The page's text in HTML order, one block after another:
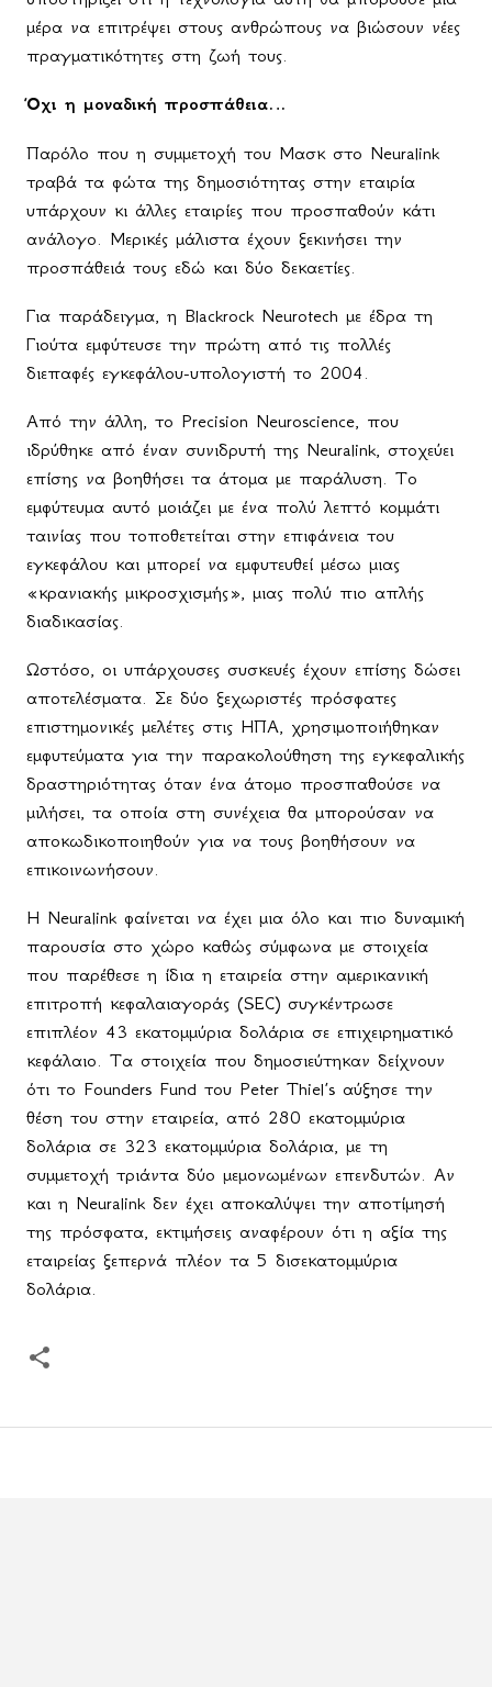
μέρα να επιτρέψει στους ανθρώπους να βιώσουν νέες
πραγματικότητες στη ζωή τους.
Όχι η μοναδική προσπάθεια…
Παρόλο που η συμμετοχή του Μασκ στο Neuralink
τραβά τα φώτα της δημοσιότητας στην εταιρία
υπάρχουν κι άλλες εταιρίες που προσπαθούν κάτι
ανάλογο. Μερικές μάλιστα έχουν ξεκινήσει την
προσπάθειά τους εδώ και δύο δεκαετίες.
Για παράδειγμα, η Blackrock Neurotech με έδρα τη
Γιούτα εμφύτευσε την πρώτη από τις πολλές
διεπαφές εγκεφάλου-υπολογιστή το 2004.
Από την άλλη, το Precision Neuroscience, που
ιδρύθηκε από έναν συνιδρυτή της Neuralink, στοχεύει
επίσης να βοηθήσει τα άτομα με παράλυση. Το
εμφύτευμα αυτό μοιάζει με ένα πολύ λεπτό κομμάτι
ταινίας που τοποθετείται στην επιφάνεια του
εγκεφάλου και μπορεί να εμφυτευθεί μέσω μιας
«κρανιακής μικροσχισμής», μιας πολύ πιο απλής
διαδικασίας.
Ωστόσο, οι υπάρχουσες συσκευές έχουν επίσης δώσει
αποτελέσματα. Σε δύο ξεχωριστές πρόσφατες
επιστημονικές μελέτες στις ΗΠΑ, χρησιμοποιήθηκαν
εμφυτεύματα για την παρακολούθηση της εγκεφαλικής
δραστηριότητας όταν ένα άτομο προσπαθούσε να
μιλήσει, τα οποία στη συνέχεια θα μπορούσαν να
αποκωδικοποιηθούν για να τους βοηθήσουν να
επικοινωνήσουν.
Η Neuralink φαίνεται να έχει μια όλο και πιο δυναμική
παρουσία στο χώρο καθώς σύμφωνα με στοιχεία
που παρέθεσε η ίδια η εταιρεία στην αμερικανική
επιτροπή κεφαλαιαγοράς (SEC) συγκέντρωσε
επιπλέον 43 εκατομμύρια δολάρια σε επιχειρηματικό
κεφάλαιο. Τα στοιχεία που δημοσιεύτηκαν δείχνουν
ότι το Founders Fund του Peter Thiel’s αύξησε την
θέση του στην εταιρεία, από 280 εκατομμύρια
δολάρια σε 323 εκατομμύρια δολάρια, με τη
συμμετοχή τριάντα δύο μεμονωμένων επενδυτών. Αν
και η Neuralink δεν έχει αποκαλύψει την αποτίμησή
της πρόσφατα, εκτιμήσεις αναφέρουν ότι η αξία της
εταιρείας ξεπερνά πλέον τα 5 δισεκατομμύρια
δολάρια.